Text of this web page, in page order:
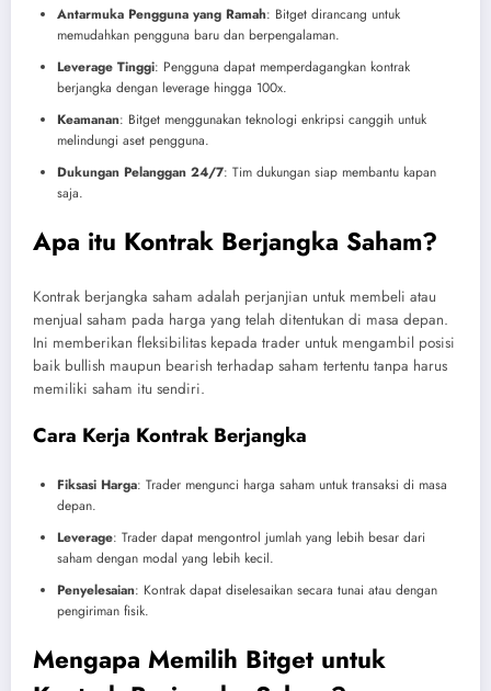
Antarmuka Pengguna yang Ramah: Bitget dirancang untuk
memudahkan pengguna baru dan berpengalaman.
Leverage Tinggi: Pengguna dapat memperdagangkan kontrak
berjangka dengan leverage hingga 100x.
Keamanan: Bitget menggunakan teknologi enkripsi canggih untuk
melindungi aset pengguna.
Dukungan Pelanggan 24/7: Tim dukungan siap membantu kapan
saja.
Apa itu Kontrak Berjangka Saham?
Kontrak berjangka saham adalah perjanjian untuk membeli atau
menjual saham pada harga yang telah ditentukan di masa depan.
Ini memberikan fleksibilitas kepada trader untuk mengambil posisi
baik bullish maupun bearish terhadap saham tertentu tanpa harus
memiliki saham itu sendiri.
Cara Kerja Kontrak Berjangka
Fiksasi Harga: Trader mengunci harga saham untuk transaksi di masa
depan.
Leverage: Trader dapat mengontrol jumlah yang lebih besar dari
saham dengan modal yang lebih kecil.
Penyelesaian: Kontrak dapat diselesaikan secara tunai atau dengan
pengiriman fisik.
Mengapa Memilih Bitget untuk